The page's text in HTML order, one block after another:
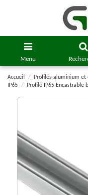
Menu
Accueil Profilés aluminium et
IP65
Profilé IP65 Encastrable